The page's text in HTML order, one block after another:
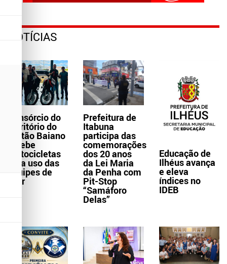
NOTÍCIAS
Consórcio do
Território do
Sertão Baiano
recebe
motocicletas
para uso das
equipes de
Ater
Prefeitura de
Itabuna
participa das
comemorações
dos 20 anos
da Lei Maria
da Penha com
Pit-Stop
“Samáforo
Delas”
Educação de
Ilhéus avança
e eleva
índices no
IDEB